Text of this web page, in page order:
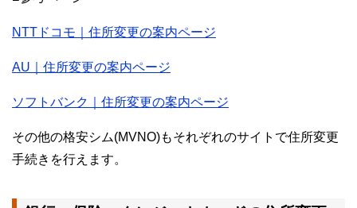
NTTドコモ｜住所変更の案内ページ
AU｜住所変更の案内ページ
ソフトバンク｜住所変更の案内ページ
その他の格安シム(MVNO)もそれぞれのサイトで住所変更
手続きを行えます。